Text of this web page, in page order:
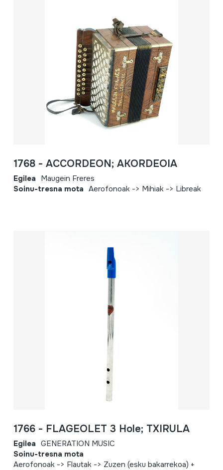
1768 - ACCORDEON; AKORDEOIA
Egilea Maugein Freres
Soinu-tresna mota Aerofonoak -> Mihiak -> Libreak
1766 - FLAGEOLET 3 Hole; TXIRULA
Egilea GENERATION MUSIC
Soinu-tresna mota
Aerofonoak -> Flautak -> Zuzen (esku bakarrekoa) +